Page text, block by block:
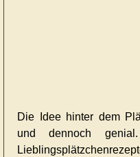
Die Idee hinter dem
und dennoch